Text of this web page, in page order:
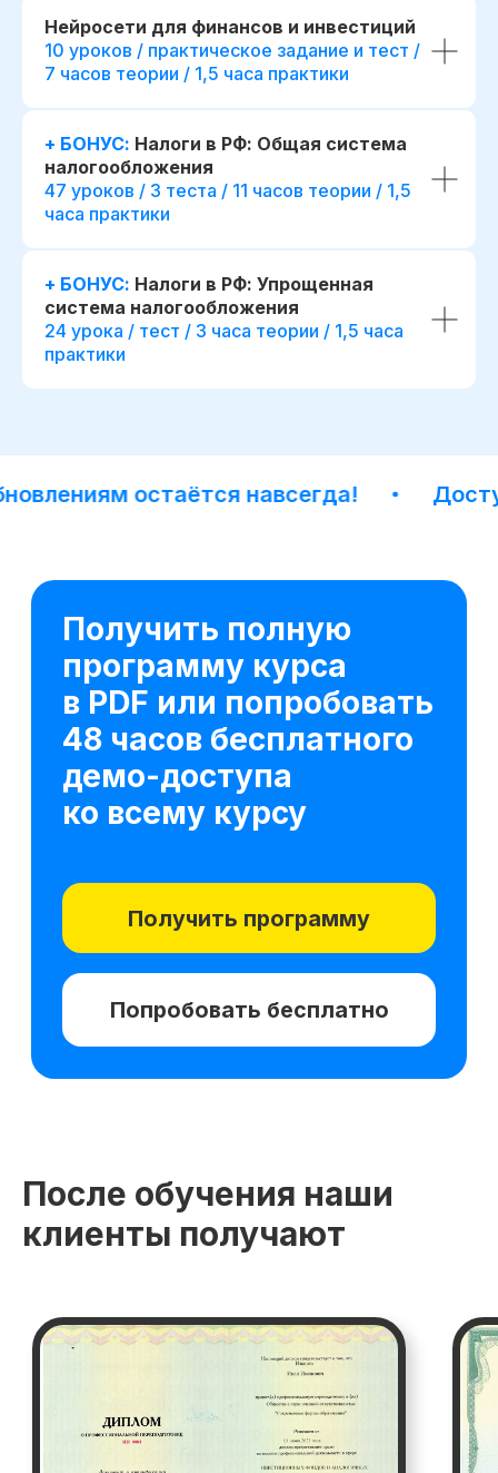
Нейросети для финансов и инвестиций
10 уроков / практическое задание и тест /
7 часов теории / 1,5 часа практики
+ БОНУС: Налоги в РФ: Общая система
налогообложения
47 уроков / 3 теста / 11 часов теории / 1,5
часа практики
+ БОНУС: Налоги в РФ: Упрощенная
система налогообложения
24 урока / тест / 3 часа теории / 1,5 часа
практики
остаётся навсегда! Доступ к
После обучения наши
клиенты получают